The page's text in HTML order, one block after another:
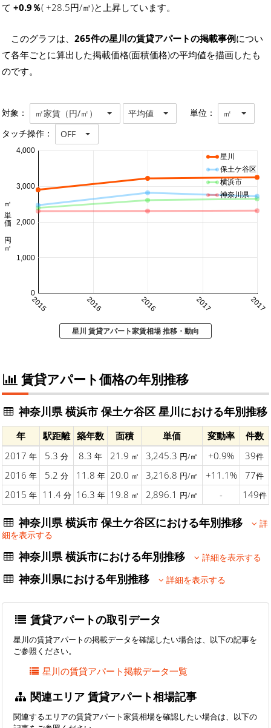
て +0.9％( +28.5円/㎡)と上昇しています。
このグラフは、 265件の星川の賃貸アパートの掲載事例につい
て各年ごとに算出した掲載価格(面積価格)の平均値を描画したも
のです。
対象： ㎡家賃（円/㎡） 平均値 単位： ㎡
タッチ操作： OFF
2015 2016 2016 2017 2017
0
1,000
2,000
3,000
4,000
㎡単価 円/㎡
星川
保土ケ谷区
横浜市
神奈川県
星川 賃貸アパート家賃相場 推移・動向
賃貸アパート価格の年別推移
神奈川県 横浜市 保土ケ谷区 星川における年別推移
年 駅距離 築年数 面積 単価 変動率
件数
2017 年 5.3 分 8.3 年 21.9 ㎡ 3,245.3 円/㎡ +0.9% 39件
2016 年 5.2 分 11.8 年 20.0 ㎡ 3,216.8 円/㎡ +11.1% 77件
2015 年 11.4 分 16.3 年 19.8 ㎡ 2,896.1 円/㎡ - 149件
神奈川県 横浜市 保土ケ谷区における年別推移
詳
細を表示する
神奈川県 横浜市における年別推移 詳細を表示する
神奈川県における年別推移 詳細を表示する
賃貸アパートの取引データ
星川の賃貸アパートの掲載データを確認したい場合は、以下の記事を
ご参照ください。
星川の賃貸アパート掲載データ一覧
関連エリア 賃貸アパート相場記事
関連するエリアの賃貸アパート家賃相場を確認したい場合は、以下の